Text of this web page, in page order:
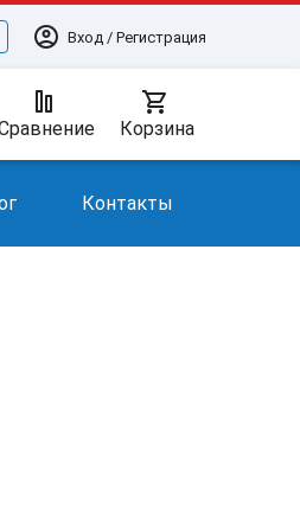
account_circle Вход / Регистрация
shopping_cart
Корзина
Контакты